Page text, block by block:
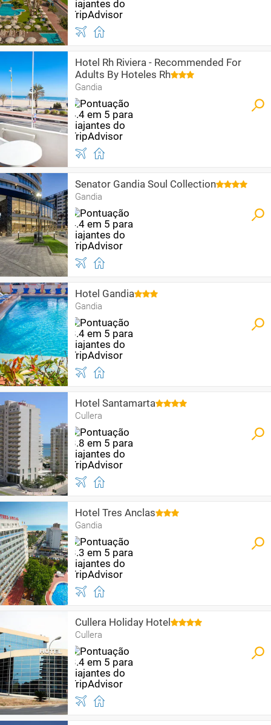
Hotel Rh Riviera - Recommended For
Adults By Hoteles Rh
Gandia
Senator Gandia Soul Collection
Gandia
Hotel Gandia
Gandia
Hotel Santamarta
Cullera
Hotel Tres Anclas
Gandia
Cullera Holiday Hotel
Cullera